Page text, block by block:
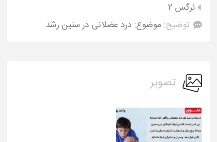
نرگس 2
توضیح: موضوع: درد عضلانی در سنین رشد
تصویر